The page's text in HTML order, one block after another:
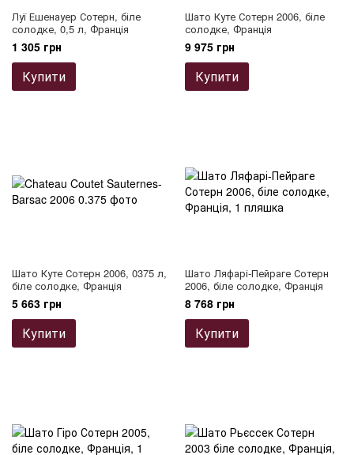
Луї Ешенауер Сотерн, біле
солодке, 0,5 л, Франція
1 305 грн
Купити
Шато Куте Сотерн 2006, біле
солодке, Франція
9 975 грн
Купити
Шато Куте Сотерн 2006, 0375 л,
біле солодке, Франція
5 663 грн
Купити
Шато Ляфарі-Пейраге Сотерн
2006, біле солодке, Франція
8 768 грн
Купити